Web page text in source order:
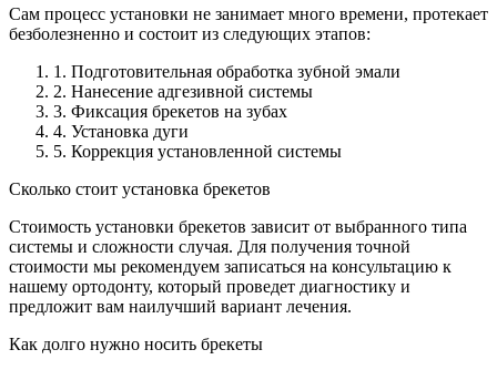
Сам процесс установки не занимает много времени, протекает
безболезненно и состоит из следующих этапов:
1. Подготовительная обработка зубной эмали
2. Нанесение адгезивной системы
3. Фиксация брекетов на зубах
4. Установка дуги
5. Коррекция установленной системы
Сколько стоит установка брекетов
Стоимость установки брекетов зависит от выбранного типа
системы и сложности случая. Для получения точной
стоимости мы рекомендуем записаться на консультацию к
нашему ортодонту, который проведет диагностику и
предложит вам наилучший вариант лечения.
Как долго нужно носить брекеты